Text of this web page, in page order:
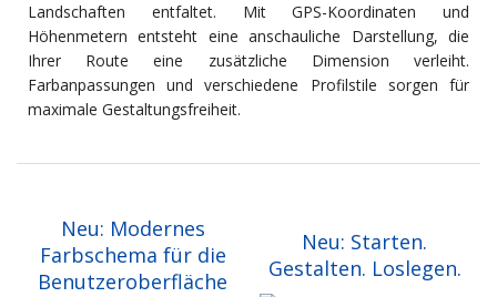
Landschaften entfaltet. Mit GPS-Koordinaten und
Höhenmetern entsteht eine anschauliche Darstellung, die
Ihrer Route eine zusätzliche Dimension verleiht.
Farbanpassungen und verschiedene Profilstile sorgen für
maximale Gestaltungsfreiheit.
Neu: Modernes
Farbschema für die
Benutzeroberfläche
Neu: Starten.
Gestalten. Loslegen.